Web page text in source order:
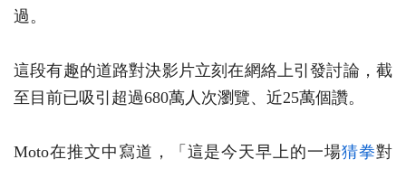
過。
這段有趣的道路對決影片立刻在網絡上引發討論，截
至目前已吸引超過680萬人次瀏覽、近25萬個讚。
Moto在推文中寫道，「這是今天早上的一場猜拳對